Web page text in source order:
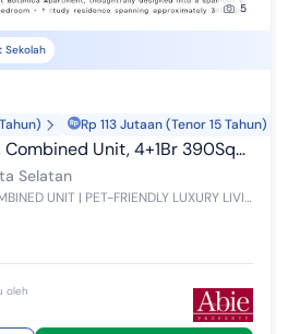
5
Sekolah
Rp 113 Jutaan (Tenor 15 Tahun)
Harga Super Murah, Jual Cepat. Contact Clara Abie Property
Selatan
FAST SALE | VERY RARE COMBINED UNIT | PET-FRIENDLY LUXURY LIVING AT BOTANICA Some homes are simply impossible to replace. Introducing a truly rar...
oleh